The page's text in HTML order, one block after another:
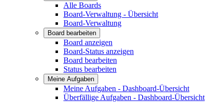
Alle Boards
Board-Verwaltung - Übersicht
Board-Verwaltung
Board bearbeiten
Board anzeigen
Board-Status anzeigen
Board bearbeiten
Status bearbeiten
Meine Aufgaben
Meine Aufgaben - Dashboard-Übersicht
Überfällige Aufgaben - Dashboard-Übersicht